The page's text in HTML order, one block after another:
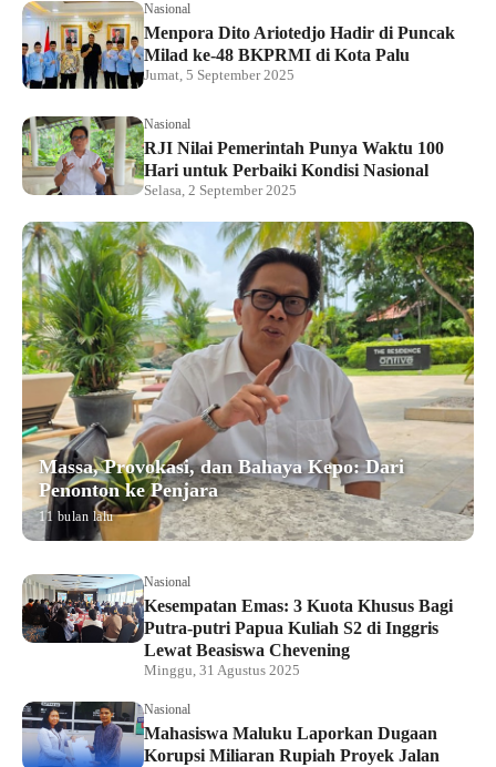
Nasional
Menpora Dito Ariotedjo Hadir di Puncak
Milad ke-48 BKPRMI di Kota Palu
Jumat, 5 September 2025
Nasional
RJI Nilai Pemerintah Punya Waktu 100
Hari untuk Perbaiki Kondisi Nasional
Selasa, 2 September 2025
Massa, Provokasi, dan Bahaya Kepo: Dari
Penonton ke Penjara
11 bulan lalu
Nasional
Kesempatan Emas: 3 Kuota Khusus Bagi
Putra-putri Papua Kuliah S2 di Inggris
Lewat Beasiswa Chevening
Minggu, 31 Agustus 2025
Nasional
Mahasiswa Maluku Laporkan Dugaan
Korupsi Miliaran Rupiah Proyek Jalan